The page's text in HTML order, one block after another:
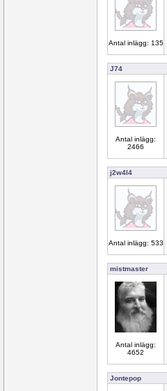
Antal inlägg: 135
J74
Antal inlägg:
2466
j2w4l4
Antal inlägg: 533
mistmaster
Antal inlägg:
4652
Jontepop